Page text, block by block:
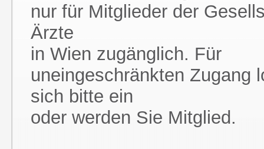
nur für Mitglieder der
Ärzte
in Wien zugänglich. Für
uneingeschränkten Zugang
sich bitte ein
oder werden Sie Mitglied.